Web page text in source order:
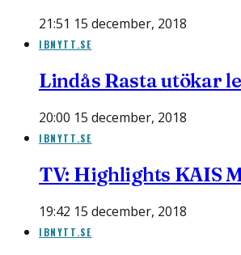
21:51 15 december, 2018
IBNYTT.SE
Lindås Rasta utökar
20:00 15 december, 2018
IBNYTT.SE
TV: Highlights KAIS
19:42 15 december, 2018
IBNYTT.SE